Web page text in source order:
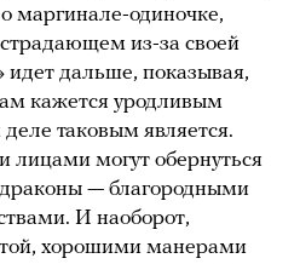
маргинале-одиночке,
из-за своей
идет дальше, показывая,
кажется уродливым
таковым является.
могут обернуться
— благородными
И наоборот,
хорошими манерами